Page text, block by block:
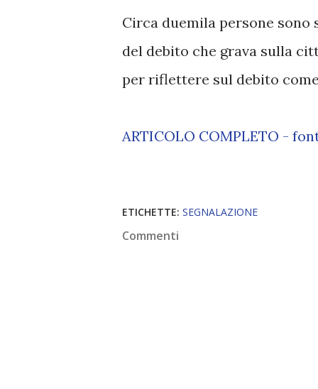
Circa duemila persone sono
del debito che grava sulla
per riflettere sul debito
ARTICOLO COMPLETO -
ETICHETTE: SEGNALAZIONE
Commenti